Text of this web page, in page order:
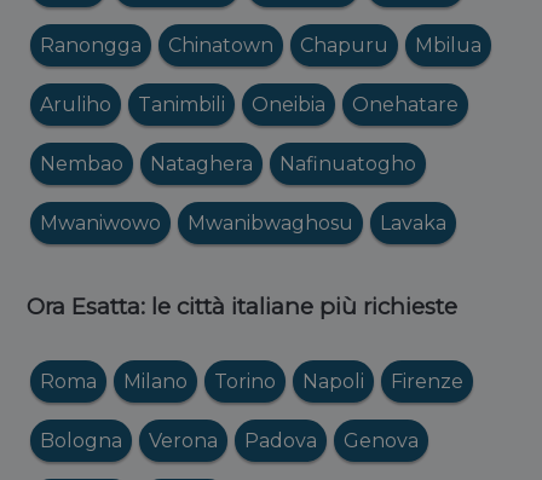
Ranongga Chinatown Chapuru Mbilua
Aruliho Tanimbili Oneibia Onehatare
Nembao Nataghera Nafinuatogho
Mwaniwowo Mwanibwaghosu Lavaka
Ora Esatta: le città italiane più richieste
Roma Milano Torino Napoli Firenze
Bologna Verona Padova Genova